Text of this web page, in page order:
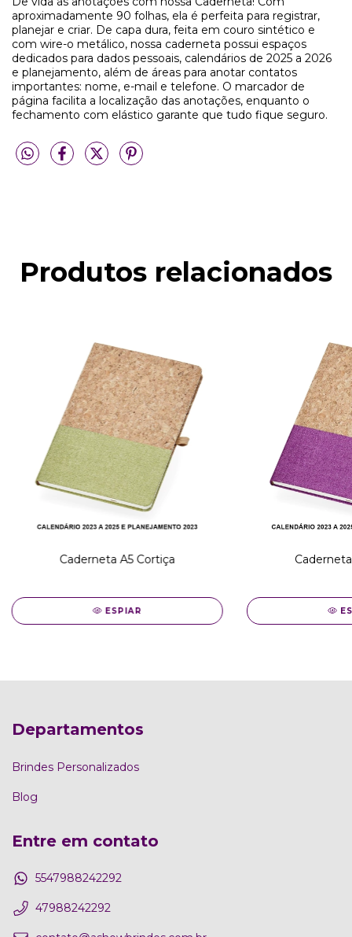
aproximadamente 90 folhas, ela é perfeita para registrar,
planejar e criar. De capa dura, feita em couro sintético e
com wire-o metálico, nossa caderneta possui espaços
dedicados para dados pessoais, calendários de 2025 a 2026
e planejamento, além de áreas para anotar contatos
importantes: nome, e-mail e telefone. O marcador de
página facilita a localização das anotações, enquanto o
fechamento com elástico garante que tudo fique seguro.
Produtos relacionados
Caderneta A5 Cortiça
ESPIAR
Departamentos
Brindes Personalizados
Blog
Entre em contato
5547988242292
47988242292